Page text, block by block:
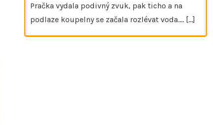
Pračka vydala podivný zvuk, pak ticho a na
podlaze koupelny se začala rozlévat voda.… [...]